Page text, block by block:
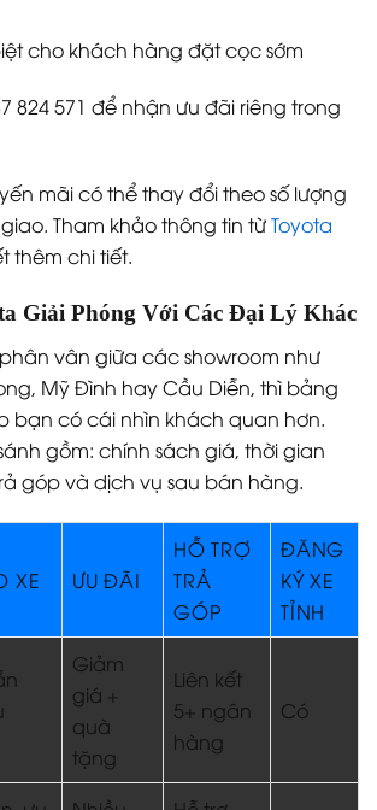
cho khách hàng đặt cọc sớm
824 571 để nhận ưu đãi riêng trong
mãi có thể thay đổi theo số lượng
Tham khảo thông tin từToyota
thêm chi tiết.
Giải Phóng Với Các Đại Lý Khác
vân giữa các showroom như
Mỹ Đình hay Cầu Diễn, thì bảng
bạn có cái nhìn khách quan hơn.
gồm: chính sách giá, thời gian
góp và dịch vụ sau bán hàng.
XE ƯU ĐÃI
HỖ TRỢ
TRẢ
GÓP
ĐĂNG
KÝ XE
TỈNH
Giảm
giá +
quà
tặng
Liên kết
5+ ngân
hàng
Có